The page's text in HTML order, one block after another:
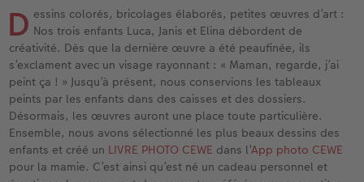
Possibilités de commande
Exemples
Témoignages clients
Coffeetable Book «Art Collection»
CEWE myPhotos
Photo d’identité biométrique
Accessoires
CEWE myPhotos
Photo sur bois
Tableau photo Prestige
Photo sur carton mousse
Multi-déco
Conseils décoration murale
CEWE myPhotos
Boîte cadeau photo
Idées de cadeaux
Carte cadeau CEWE
CEWE myPhotos
Boîte à friandises personnalisée
Avec design
CEWE myPhotos
CEWE myPhotos
Accessoires
pour l’EVJF
D essins colorés, bricolages élaborés, petites œuvres d’art :
Nos trois enfants Luca, Janis et Elina débordent de
créativité. Dès que la dernière œuvre a été peaufinée, ils
s’exclament avec un visage rayonnant : « Maman, regarde, j’ai
peint ça ! » Jusqu’à présent, nous conservions les tableaux
peints par les enfants dans des caisses et des dossiers.
Désormais, les œuvres auront une place toute particulière.
Ensemble, nous avons sélectionné les plus beaux dessins des
enfants et créé un LIVRE PHOTO CEWE dans l’App photo CEWE
pour la mamie. C’est ainsi qu’est né un cadeau personnel et